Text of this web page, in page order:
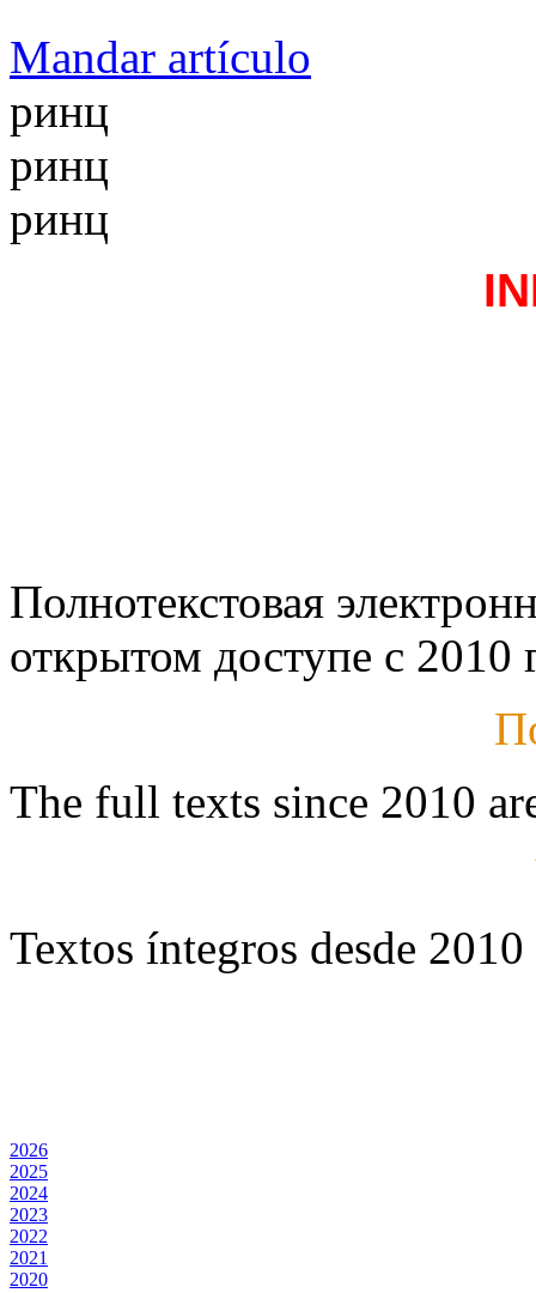
Mandar artículo
ринц
ринц
ринц
Полнотекстовая
открытом доступе с 2010
The full texts since 2010
Textos íntegros desde
2026
2025
2024
2023
2022
2021
2020